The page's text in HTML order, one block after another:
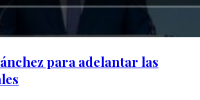
para adelantar las